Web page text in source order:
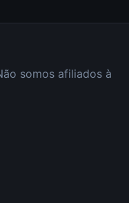
somos afiliados à